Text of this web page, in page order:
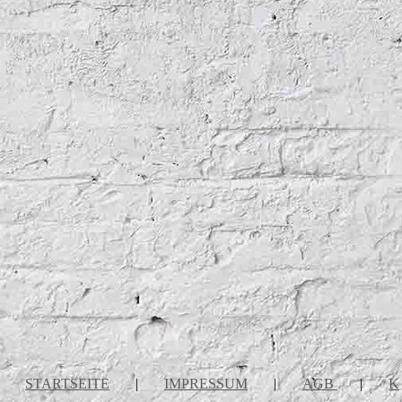
STARTSEITE | IMPRESSUM | AGB | K